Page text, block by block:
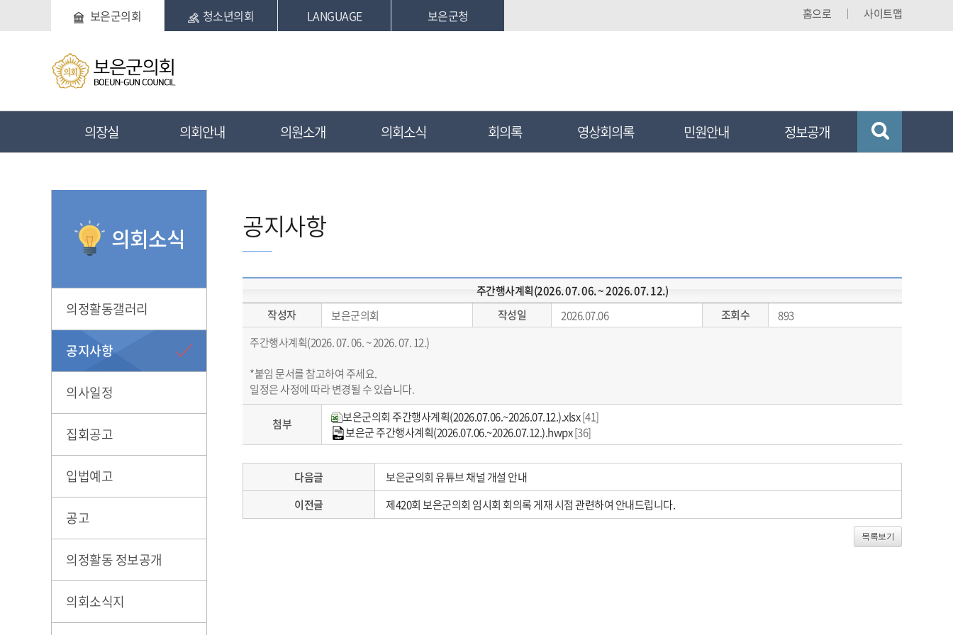
본문바로가기보은군의회 청소년의회 LANGUAGE 보은군청 홈으로 사이트맵
의장실 의회안내 의원소개 의회소식 회의록 영상회의록 민원안내 정보공개
의회소식
의정활동갤러리
공지사항
의사일정
집회공고
입법예고
공고
의정활동 정보공개
의회소식지
공지사항
주간행사계획(2026. 07. 06. ~ 2026. 07. 12.)
작성자
보은군의회 작성일 2026.07.06 조회수
893
주간행사계획(2026. 07. 06. ~ 2026. 07. 12.)
*붙임 문서를 참고하여 주세요.
일정은 사정에 따라 변경될 수 있습니다.
첨부 보은군의회 주간행사계획(2026.07.06.~2026.07.12.).xlsx[41]
보은군 주간행사계획(2026.07.06.~2026.07.12.).hwpx[36]
다음글
보은군의회 유튜브 채널 개설 안내
이전글
제420회 보은군의회 임시회 회의록 게재 시점 관련하여 안내드립니다.
목록보기